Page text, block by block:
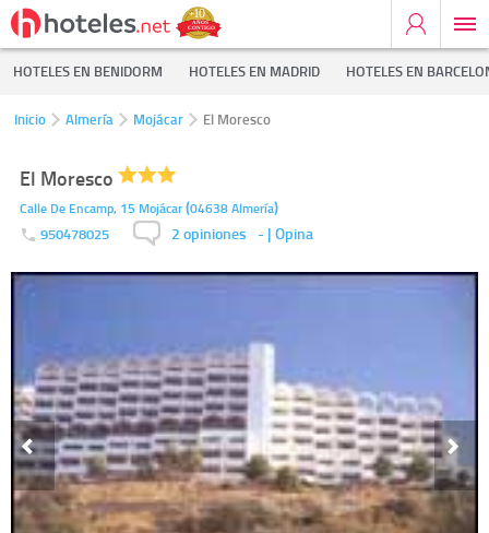
HOTELES EN BENIDORM HOTELES EN MADRID HOTELES EN
Inicio Almería Mojácar El Moresco
El Moresco
Calle De Encamp, 15 Mojácar(04638Almería)
950478025 2 opiniones - | Opina